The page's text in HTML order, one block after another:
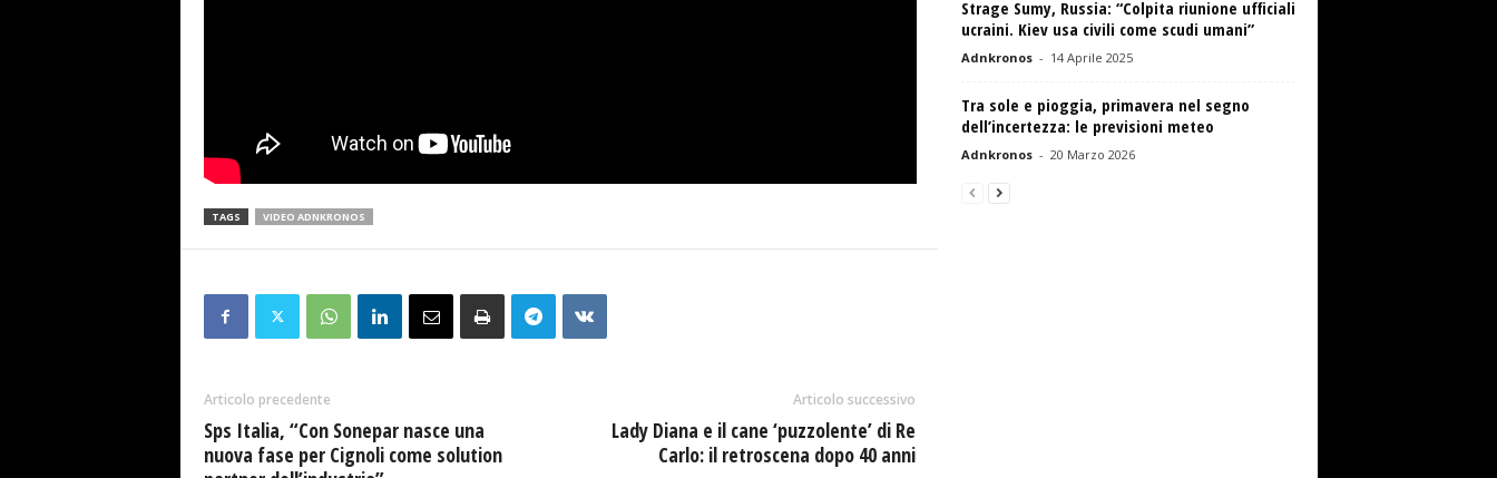
TAGS VIDEO ADNKRONOS
Articolo precedente
Sps Italia, “Con Sonepar nasce una
nuova fase per Cignoli come solution
Articolo successivo
Lady Diana e il cane ‘puzzolente’ di Re
Carlo: il retroscena dopo 40 anni
Strage Sumy, Russia: “Colpita riunione ufficiali
ucraini. Kiev usa civili come scudi umani”
Adnkronos - 14 Aprile 2025
Tra sole e pioggia, primavera nel segno
dell’incertezza: le previsioni meteo
Adnkronos - 20 Marzo 2026